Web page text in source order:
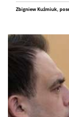
Zbigniew Kuźmiuk,